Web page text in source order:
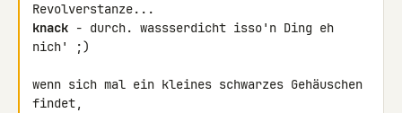
knack - durch. wassserdicht isso'n Ding eh
nich' ;)
wenn sich mal ein kleines schwarzes Gehäuschen
findet,